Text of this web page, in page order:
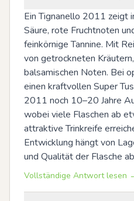
Ein Tignanello 2011 zeigt
Säure, rote Fruchtnoten
feinkörnige Tannine. Mit
von getrockneten
balsamischen Noten. Bei
einen kraftvollen Super
2011 noch 10–20 Jahre
wobei viele Flaschen ab
attraktive Trinkreife
Entwicklung hängt von
und Qualität der Flasche
Vollständige Antwort lesen